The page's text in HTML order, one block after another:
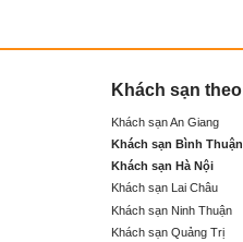
Khách sạn
Khách sạn An Giang
Khách sạn Bình Thuận
Khách sạn Hà Nội
Khách sạn Lai Châu
Khách sạn Ninh Thuận
Khách sạn Quảng Trị